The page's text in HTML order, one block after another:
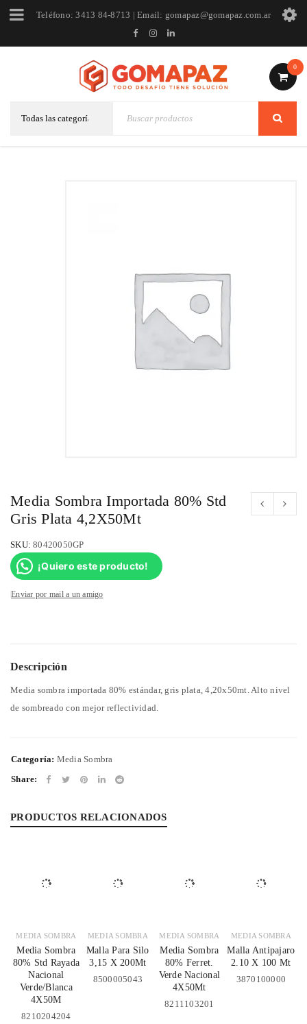
Teléfono: 3413 84-8713 | Email: gomapaz@gomapaz.com.ar
0
Media Sombra Importada 80% Std
Gris Plata 4,2X50Mt
SKU: 80420050GP
¡Quiero este producto!
Enviar por mail a un amigo
Descripción
Media sombra importada 80% estándar, gris plata, 4,20x50mt. Alto nivel
de sombreado con mejor reflectividad.
Categoría: Media Sombra
Share:
PRODUCTOS RELACIONADOS
MEDIA SOMBRA
Media Sombra
80% Std Rayada
Nacional
Verde/Blanca
4X50M
8210204204
MEDIA SOMBRA
Malla Para Silo
3,15 X 200Mt
8500005043
MEDIA SOMBRA
Media Sombra
80% Ferret.
Verde Nacional
4X50Mt
8211103201
MEDIA SOMBRA
Malla Antipajaro
2.10 X 100 Mt
3870100000